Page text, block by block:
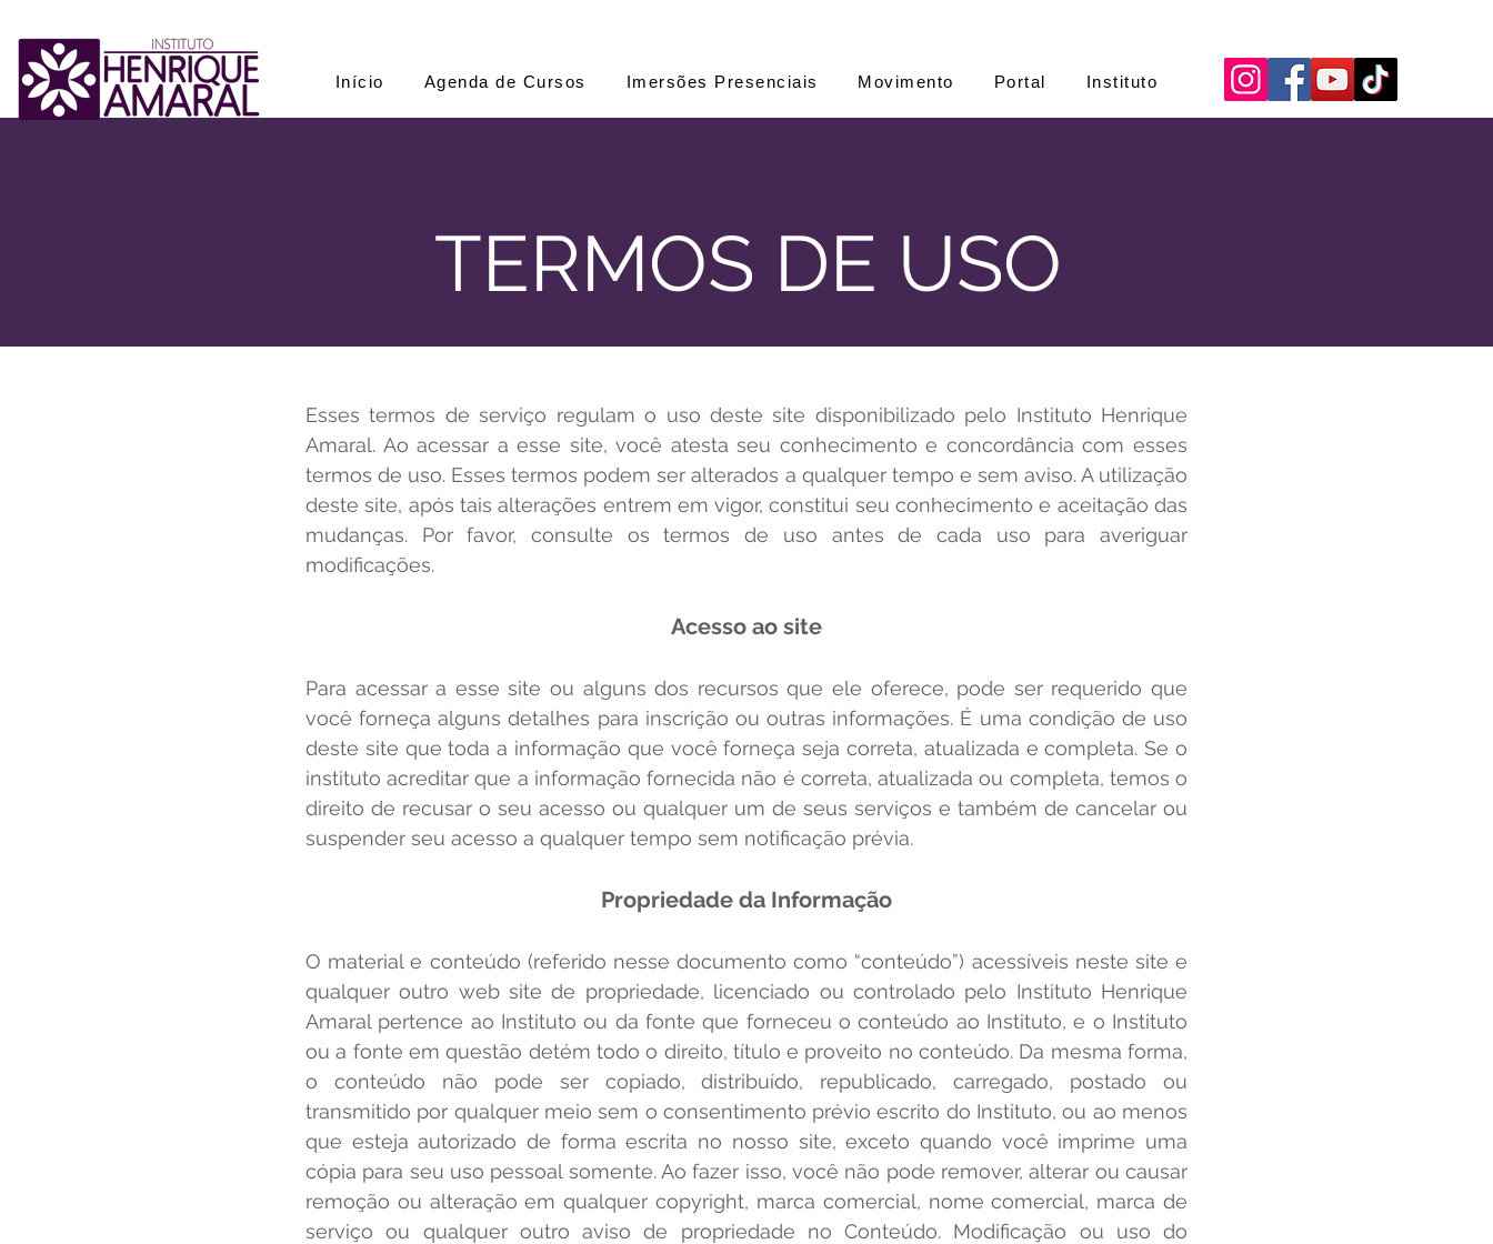
Início Agenda de Cursos Imersões Presenciais Movimento Portal Instituto
TERMOS DE USO
Esses termos de serviço regulam o uso deste site disponibilizado pelo Instituto Henrique
Amaral. Ao acessar a esse site, você atesta seu conhecimento e concordância com esses
termos de uso. Esses termos podem ser alterados a qualquer tempo e sem aviso. A utilização
deste site, após tais alterações entrem em vigor, constitui seu conhecimento e aceitação das
mudanças. Por favor, consulte os termos de uso antes de cada uso para averiguar
modificações.
Acesso ao site
Para acessar a esse site ou alguns dos recursos que ele oferece, pode ser requerido que
você forneça alguns detalhes para inscrição ou outras informações. É uma condição de uso
deste site que toda a informação que você forneça seja correta, atualizada e completa. Se o
instituto acreditar que a informação fornecida não é correta, atualizada ou completa, temos o
direito de recusar o seu acesso ou qualquer um de seus serviços e também de cancelar ou
suspender seu acesso a qualquer tempo sem notificação prévia.
Propriedade da Informação
O material e conteúdo (referido nesse documento como “conteúdo”) acessíveis neste site e
qualquer outro web site de propriedade, licenciado ou controlado pelo Instituto Henrique
Amaral pertence ao Instituto ou da fonte que forneceu o conteúdo ao Instituto, e o Instituto
ou a fonte em questão detém todo o direito, título e proveito no conteúdo. Da mesma forma,
o conteúdo não pode ser copiado, distribuído, republicado, carregado, postado ou
transmitido por qualquer meio sem o consentimento prévio escrito do Instituto, ou ao menos
que esteja autorizado de forma escrita no nosso site, exceto quando você imprime uma
cópia para seu uso pessoal somente. Ao fazer isso, você não pode remover, alterar ou causar
remoção ou alteração em qualquer copyright, marca comercial, nome comercial, marca de
serviço ou qualquer outro aviso de propriedade no Conteúdo. Modificação ou uso do